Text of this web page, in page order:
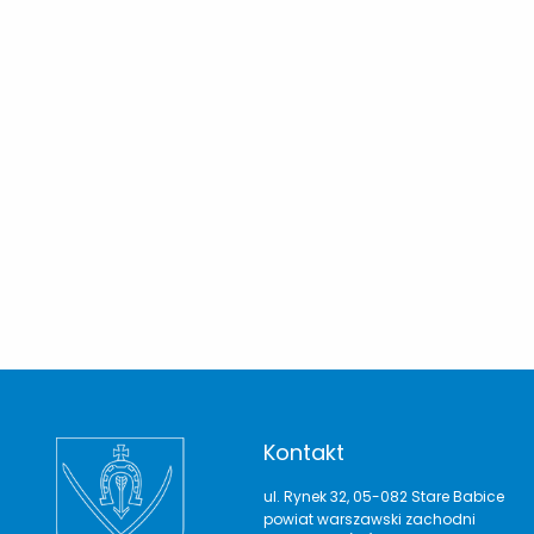
Kontakt
ul. Rynek 32, 05-082 Stare Babice
powiat warszawski zachodni